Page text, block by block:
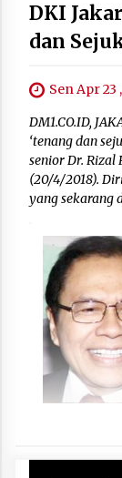
DKI
dan
Sen Apr 23
DM1.CO.ID,
‘tenang dan
senior Dr. Rizal
(20/4/2018).
yang sekarang